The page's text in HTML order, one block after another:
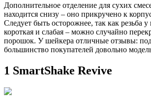
Дополнительное отделение для сухих
находится снизу – оно прикручено к
Следует быть осторожнее, так как резьба у
короткая и слабая – можно случайно
порошок. У шейкера отличные отзывы:
большинство покупателей довольно
1 SmartShake Revive